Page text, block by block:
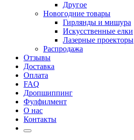
Другое
Новогодние товары
Гирлянды и мишура
Искусственные елки
Лазерные проекторы
Распродажа
Отзывы
Доставка
Оплата
FAQ
Дропшиппинг
Фулфилмент
О нас
Контакты